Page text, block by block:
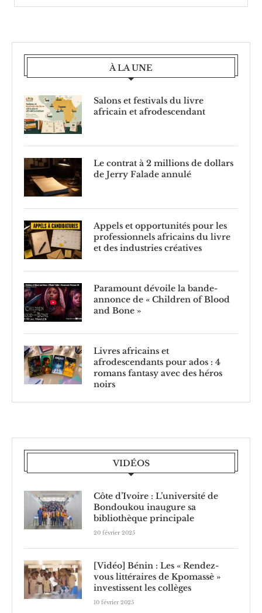
À LA UNE
Salons et festivals du livre
africain et afrodescendant
Le contrat à 2 millions de dollars
de Jerry Falade annulé
Appels et opportunités pour les
professionnels africains du livre
et des industries créatives
Paramount dévoile la bande-
annonce de « Children of Blood
and Bone »
Livres africains et
afrodescendants pour ados : 4
romans fantasy avec des héros
noirs
VIDÉOS
Côte d’Ivoire : L’université de
Bondoukou inaugure sa
bibliothèque principale
20 février 2025
[Vidéo] Bénin : Les « Rendez-
vous littéraires de Kpomassè »
investissent les collèges
10 février 2025